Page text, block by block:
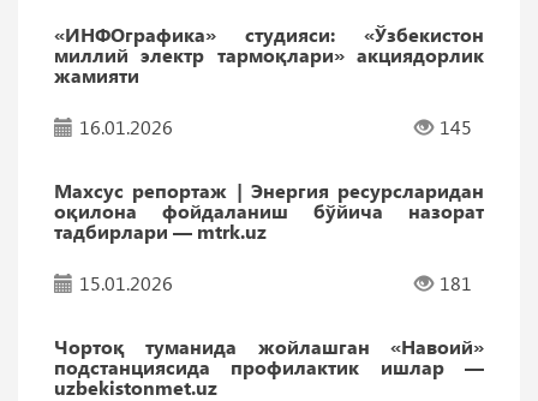
«ИНФОграфика» студияси: «Ўзбекистон
миллий электр тармоқлари» акциядорлик
жамияти
16.01.2026 145
Махсус репортаж | Энергия ресурсларидан
оқилона фойдаланиш бўйича назорат
тадбирлари — mtrk.uz
15.01.2026 181
Чортоқ туманида жойлашган «Навоий»
подстанциясида профилактик ишлар —
uzbekistonmet.uz